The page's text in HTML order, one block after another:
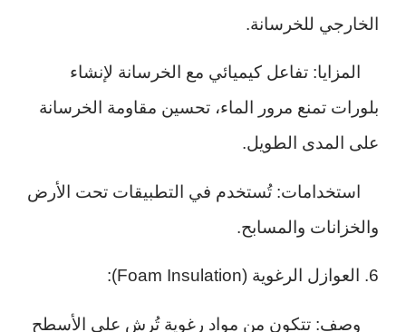
الخارجي للخرسانة.
المزايا: تفاعل كيميائي مع الخرسانة لإنشاء
بلورات تمنع مرور الماء، تحسين مقاومة الخرسانة
على المدى الطويل.
استخدامات: تُستخدم في التطبيقات تحت الأرض
والخزانات والمسابح.
6. العوازل الرغوية (Foam Insulation):
وصف: تتكون من مواد رغوية تُرش على الأسطح